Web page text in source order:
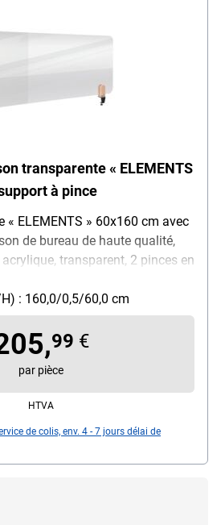
transparente « ELEMENTS
à pince
« ELEMENTS » 60x160 cm avec
de bureau de haute qualité,
transparent, 2 pinces en
: 60 cm, épaisseur du mur : 0,5
: 160,0/0,5/60,0 cm
99 €
par pièce
HTVA
de colis, env. 4 - 7 jours délai de